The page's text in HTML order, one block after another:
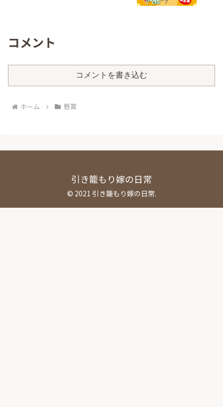
コメント
コメントを書き込む
ホーム 懸賞
引き籠もり嫁の日常
© 2021 引き籠もり嫁の日常.